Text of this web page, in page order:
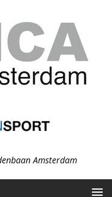
Amsterdam